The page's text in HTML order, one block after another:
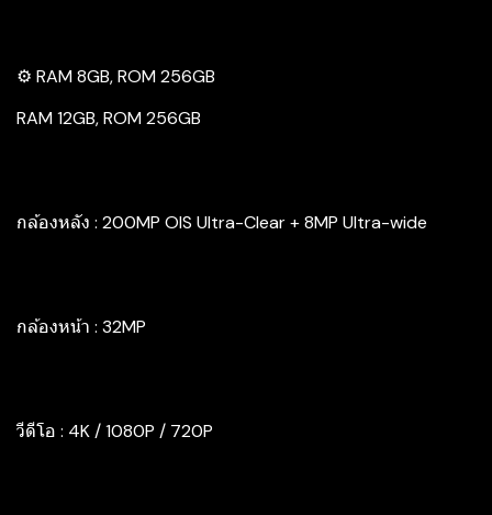
⚙️ RAM 8GB, ROM 256GB
RAM 12GB, ROM 256GB
กล้องหลัง : 200MP OIS Ultra-Clear + 8MP Ultra-wide
กล้องหน้า : 32MP
วีดีโอ : 4K / 1080P / 720P